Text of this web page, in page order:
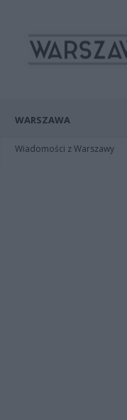
WARSZAWA
Wiadomości z Warszawy